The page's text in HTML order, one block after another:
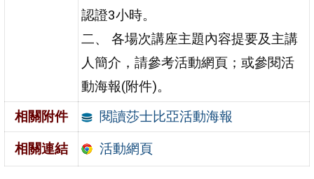
認證3小時。
二、 各場次講座主題內容提要及主講
人簡介，請參考活動網頁；或參閱活
動海報(附件)。
相關附件
閱讀莎士比亞活動海報
相關連結 活動網頁